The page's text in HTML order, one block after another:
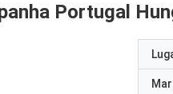
Portugal